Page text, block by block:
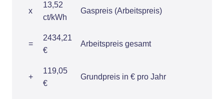
x
13,52
ct/kWh
Gaspreis (Arbeitspreis)
=
2434,21
€
Arbeitspreis gesamt
+
119,05
€
Grundpreis in € pro Jahr